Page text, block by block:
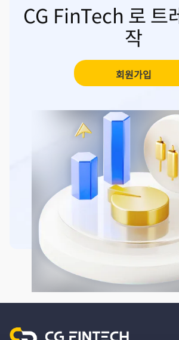
CG FinTech 로 트
작
회원가입